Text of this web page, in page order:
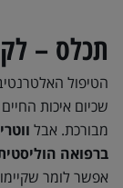
תכלס –
הטיפול
שכיום איכות
מבורכת. אבל
ברפואה
אפשר לומר